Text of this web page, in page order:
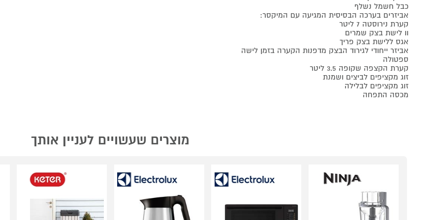
כבל חשמל נשלף
אביזרים בערכה הבסיסית המגיעה עם המיקסר:
קערת נירוסטה 7 ליטר
וו לישת בצק שמרים
אגס ללישת בצק פריך
אביזר ייחודי לגירוד הבצק מדפנות הקערה בזמן לישה
ספטולה
קערת הקצפה שקופה 3.5 ליטר
זוג מקציפים לביצים ושמנת
זוג מקציפים לבלילה
מכסה התפחה
מוצרים שעשויים לעניין אותך